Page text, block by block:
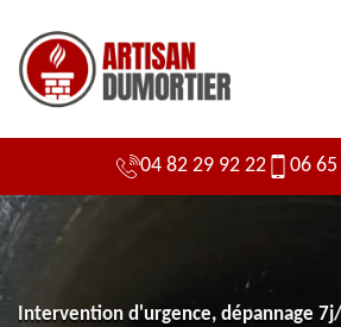
04 82 29 92 22 06
Intervention d'urgence, dépannage